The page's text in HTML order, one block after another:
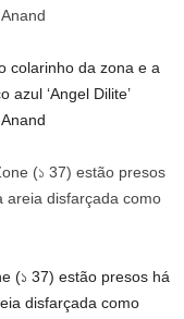
colarinho da zona e a
‘Angel Dilite’
(১ 37) estão presos há
disfarçada como